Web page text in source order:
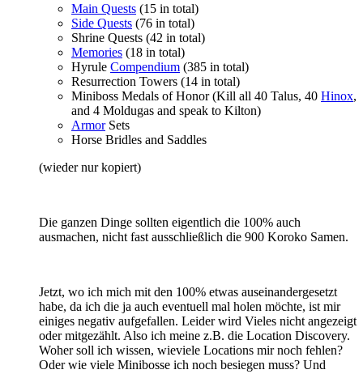
Main Quests (15 in total)
Side Quests (76 in total)
Shrine Quests (42 in total)
Memories (18 in total)
Hyrule Compendium (385 in total)
Resurrection Towers (14 in total)
Miniboss Medals of Honor (Kill all 40 Talus, 40 Hinox,
and 4 Moldugas and speak to Kilton)
ArmorSets
Horse Bridles and Saddles
(wieder nur kopiert)
Die ganzen Dinge sollten eigentlich die 100% auch
ausmachen, nicht fast ausschließlich die 900 Koroko Samen.
Jetzt, wo ich mich mit den 100% etwas auseinandergesetzt
habe, da ich die ja auch eventuell mal holen möchte, ist mir
einiges negativ aufgefallen. Leider wird Vieles nicht angezeigt
oder mitgezählt. Also ich meine z.B. die Location Discovery.
Woher soll ich wissen, wieviele Locations mir noch fehlen?
Oder wie viele Minibosse ich noch besiegen muss? Und